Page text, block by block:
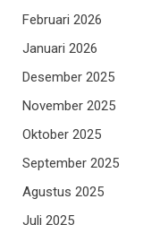
Februari 2026
Januari 2026
Desember 2025
November 2025
Oktober 2025
September 2025
Agustus 2025
Juli 2025